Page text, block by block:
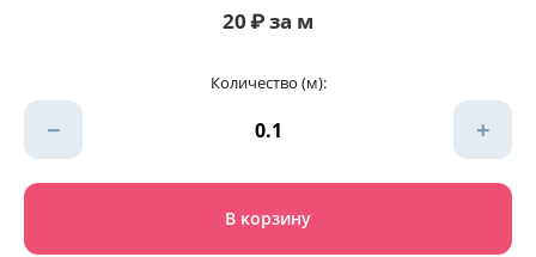
20₽за м
Количество (м):
− +
В корзину